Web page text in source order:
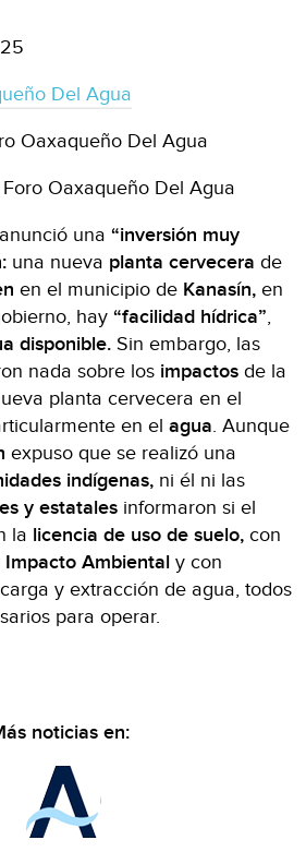
Del Agua
Oaxaqueño Del Agua
Oaxaqueño Del Agua
anunció una“inversión muy
una nueva planta cervecera de
en el municipio de Kanasín, en
hay“facilidad hídrica”,
disponible. Sin embargo, las
nada sobre los impactos de la
planta cervecera en el
en elagua. Aunque
expuso que se realizó una
indígenas, ni él ni las
y estatales informaron si el
la licencia de uso de suelo, con
Ambiental y con
y extracción de agua, todos
para operar.
noticias en: